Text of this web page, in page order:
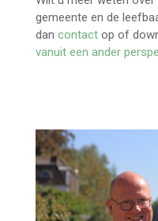
gemeente en de
dan contactop of
vanuit een ander